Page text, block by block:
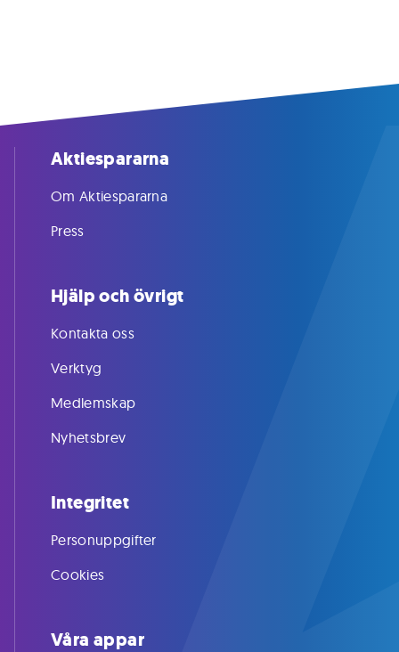
Aktiespararna
Om Aktiespararna
Press
Hjälp och övrigt
Kontakta oss
Verktyg
Medlemskap
Nyhetsbrev
Integritet
Personuppgifter
Cookies
Våra appar